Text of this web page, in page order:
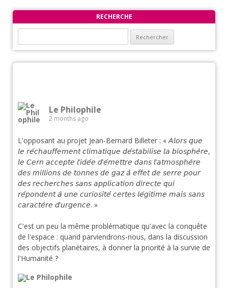
RECHERCHE
Le Philophile
2 months ago
L'opposant au projet Jean-Bernard Billeter : « 𝘈𝘭𝘰𝘳𝘴 𝘲𝘶𝘦
𝘭𝘦 𝘳𝘦́𝘤𝘩𝘢𝘶𝘧𝘧𝘦𝘮𝘦𝘯𝘵 𝘤𝘭𝘪𝘮𝘢𝘵𝘪𝘲𝘶𝘦 𝘥𝘦́𝘴𝘵𝘢𝘣𝘪𝘭𝘪𝘴𝘦 𝘭𝘢 𝘣𝘪𝘰𝘴𝘱𝘩𝘦̀𝘳𝘦,
𝘭𝘦 𝘊𝘦𝘳𝘯 𝘢𝘤𝘤𝘦𝘱𝘵𝘦 𝘭’𝘪𝘥𝘦́𝘦 𝘥’𝘦́𝘮𝘦𝘵𝘵𝘳𝘦 𝘥𝘢𝘯𝘴 𝘭’𝘢𝘵𝘮𝘰𝘴𝘱𝘩𝘦̀𝘳𝘦
𝘥𝘦𝘴 𝘮𝘪𝘭𝘭𝘪𝘰𝘯𝘴 𝘥𝘦 𝘵𝘰𝘯𝘯𝘦𝘴 𝘥𝘦 𝘨𝘢𝘻 𝘢̀ 𝘦𝘧𝘧𝘦𝘵 𝘥𝘦 𝘴𝘦𝘳𝘳𝘦 𝘱𝘰𝘶𝘳
𝘥𝘦𝘴 𝘳𝘦𝘤𝘩𝘦𝘳𝘤𝘩𝘦𝘴 𝘴𝘢𝘯𝘴 𝘢𝘱𝘱𝘭𝘪𝘤𝘢𝘵𝘪𝘰𝘯 𝘥𝘪𝘳𝘦𝘤𝘵𝘦 𝘲𝘶𝘪
𝘳𝘦́𝘱𝘰𝘯𝘥𝘦𝘯𝘵 𝘢̀ 𝘶𝘯𝘦 𝘤𝘶𝘳𝘪𝘰𝘴𝘪𝘵𝘦́ 𝘤𝘦𝘳𝘵𝘦𝘴 𝘭𝘦́𝘨𝘪𝘵𝘪𝘮𝘦 𝘮𝘢𝘪𝘴 𝘴𝘢𝘯𝘴
𝘤𝘢𝘳𝘢𝘤𝘵𝘦̀𝘳𝘦 𝘥’𝘶𝘳𝘨𝘦𝘯𝘤𝘦. »
C'est un peu la même problématique qu'avec la conquête
de l'espace : quand parviendrons-nous, dans la discussion
des objectifs planétaires, à donner la priorité à la survie de
l'Humanité ?